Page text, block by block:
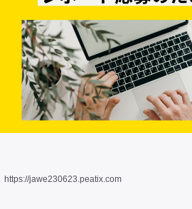
https://jawe230623.peatix.com